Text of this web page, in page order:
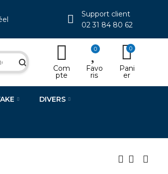
Support client
02 31 84 80 62
search Com
pte
0
Favo
ris
0
Pani
er
DIVERS